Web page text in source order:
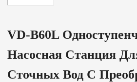
VD-B60L
Насосная Станция
Сточных Вод С